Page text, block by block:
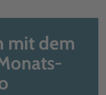
mit dem